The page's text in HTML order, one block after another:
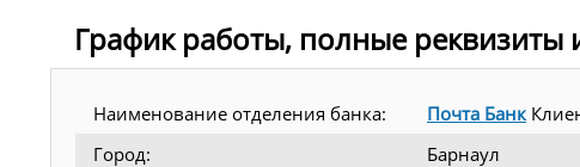
График работы, полные реквизиты
Наименование отделения банка: Почта Банк
Город:
Барнаул